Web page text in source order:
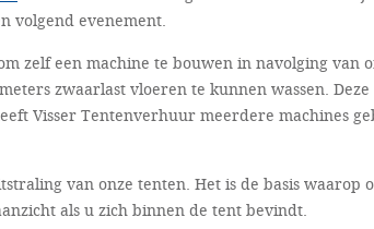
volgend evenement.
zelf een machine te bouwen in navolging van
zwaarlast vloeren te kunnen wassen.
Visser Tentenverhuur meerdere machines
van onze tenten. Het is de basis waarop
als u zich binnen de tent bevindt.